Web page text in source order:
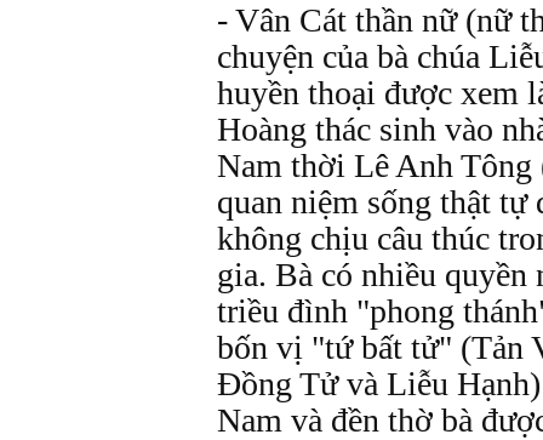
- Vân Cát thần nữ (nữ
chuyện của bà chúa
huyền thoại được xem
Hoàng thác sinh vào
Nam thời Lê Anh
quan niệm sống thật tự
không chịu câu thúc
gia. Bà có nhiều quyền
triều đình "phong
bốn vị "tứ bất tử" (Tản
Đồng Tử và Liễu
Nam và đền thờ bà